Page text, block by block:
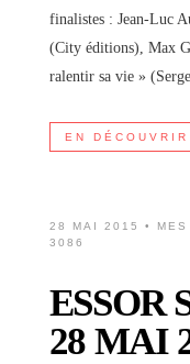
finalistes : Jean-Luc
(City éditions), Max
ralentir sa vie »
EN
28 MAI 2015 •
3086
ESSOR
28 MAI